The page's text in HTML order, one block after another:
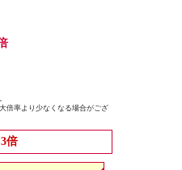
倍率より少なくなる場合がござ
倍